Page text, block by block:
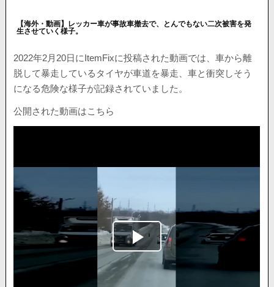
【海外・動画】レッカー車が事故車撤去で、とんでもない二次被害を発
生させていく様子。
2022年2月20日にItemFixに投稿された動画では、車から離
脱して暴走しているタイヤが車道を暴走、車と衝突しそう
になる危険な様子が記録されていました。
公開された動画はこちら